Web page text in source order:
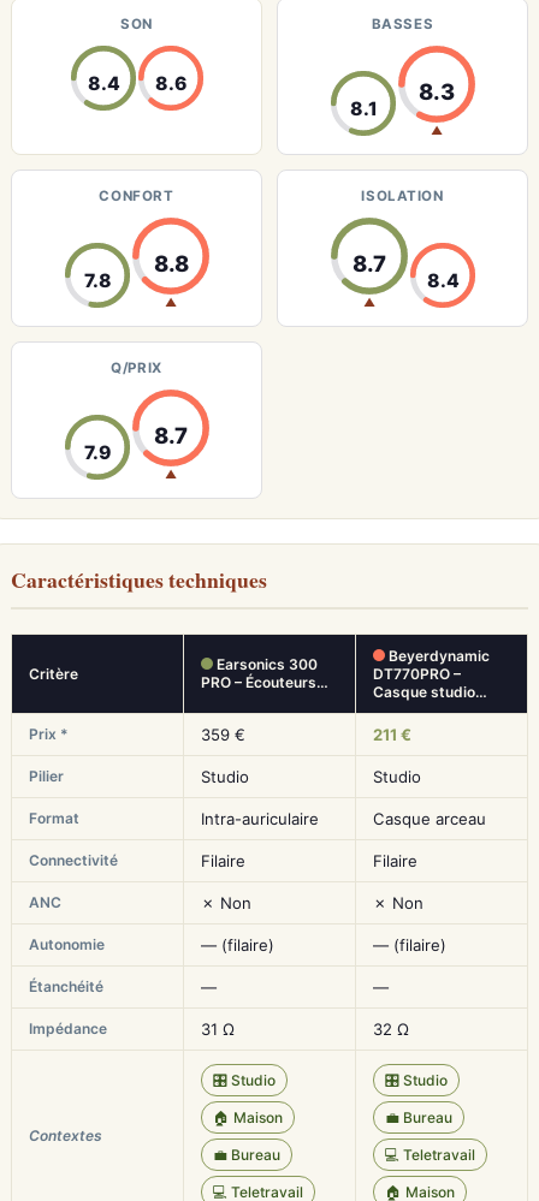
SON
8.4 8.6
BASSES
8.1
8.3
▲
CONFORT
7.8
8.8
▲
ISOLATION
8.7
▲
8.4
Q/PRIX
7.9
8.7
▲
Caractéristiques techniques
Critère
Earsonics 300
PRO – Écouteurs…
Beyerdynamic
DT770PRO –
Casque studio…
Prix * 359 € 211 €
Pilier Studio Studio
Format Intra-auriculaire Casque arceau
Connectivité Filaire Filaire
ANC ✗ Non ✗ Non
Autonomie — (filaire) — (filaire)
Étanchéité — —
Impédance 31 Ω 32 Ω
Contextes
🎛️ Studio
🏠 Maison
💼 Bureau
💻 Teletravail
🎛️ Studio
💼 Bureau
💻 Teletravail
🏠 Maison